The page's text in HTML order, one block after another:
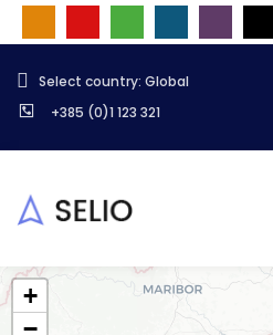
Select country: Global
+385 (0)1 123 321
+
−